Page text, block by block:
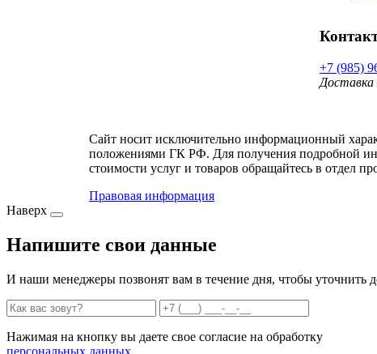
+7 (985)
Сайт носит исключительно информационный
положениями ГК РФ. Для получения подробной
стоимости услуг и товаров обращайтесь в отдел
Правовая информация
Наверх
Напишите свои данные
И наши менеджеры позвонят вам в течение дня, чтобы уточнить
Нажимая на кнопку вы даете свое согласие на обработку
персональных данных